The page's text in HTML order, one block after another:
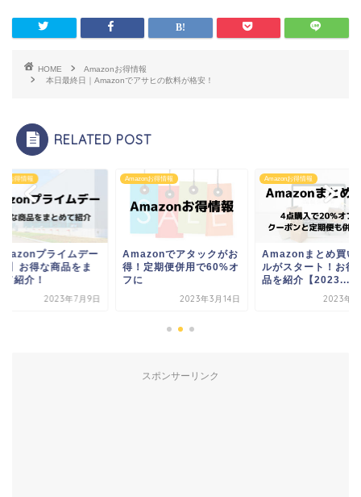
HOME
Amazonお得情報
本日最終日｜Amazonでアサヒの飲料が格安！
RELATED POST
お得情報
でアタックがお
定期便併用で60%オ
2023年3月14日
Amazonお得情報
Amazonまとめ買いセー
ルがスタート！お得な商
品を紹介【2023...
2023年4月7日
Amazonお得情報
【Amazonプライム
2023】お得な商品
とめて紹介！
2023年7
スポンサーリンク